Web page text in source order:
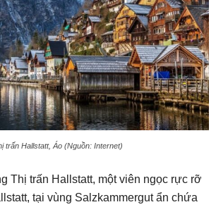
trấn Hallstatt, Áo (Nguồn: Internet)
Thị trấn Hallstatt, một viên ngọc rực rỡ
tại vùng Salzkammergut ẩn chứa